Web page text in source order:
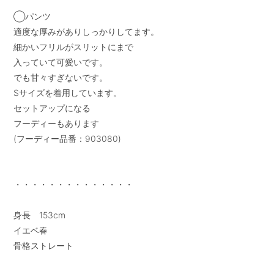
◯パンツ
適度な厚みがありしっかりしてます。
細かいフリルがスリットにまで
入っていて可愛いです。
でも甘々すぎないです。
Sサイズを着用しています。
セットアップになる
フーディーもあります
(フーディー品番：903080)
・・・・・・・・・・・・・・
身長　153cm
イエベ春
骨格ストレート